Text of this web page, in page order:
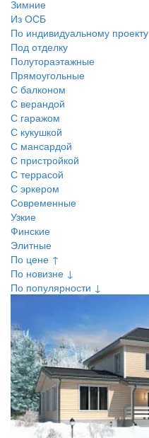
Зимние
Из ОСБ
По индивидуальному проекту
Под отделку
Полутораэтажные
Прямоугольные
С балконом
С верандой
С гаражом
С кукушкой
С мансардой
С пристройкой
С террасой
С эркером
Современные
Узкие
Финские
Элитные
По цене ↑
По новизне ↓
По популярности ↓